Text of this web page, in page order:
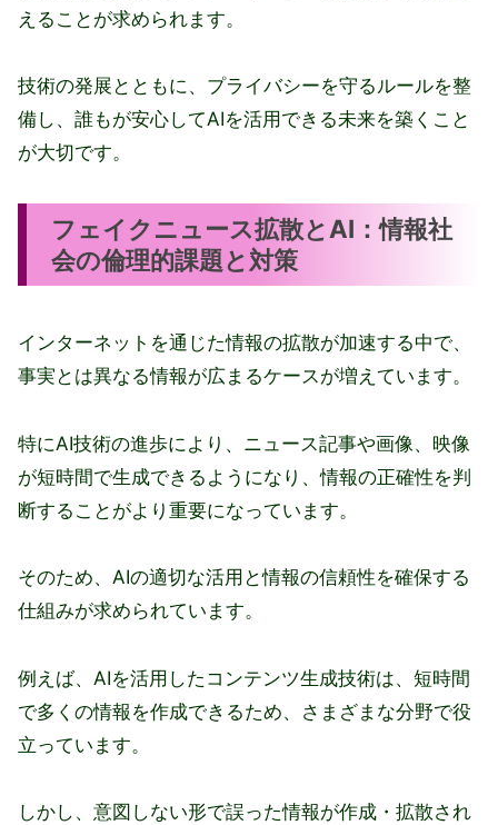
えることが求められます。
技術の発展とともに、プライバシーを守るルールを整
備し、誰もが安心してAIを活用できる未来を築くこと
が大切です。
フェイクニュース拡散とAI：情報社
会の倫理的課題と対策
インターネットを通じた情報の拡散が加速する中で、
事実とは異なる情報が広まるケースが増えています。
特にAI技術の進歩により、ニュース記事や画像、映像
が短時間で生成できるようになり、情報の正確性を判
断することがより重要になっています。
そのため、AIの適切な活用と情報の信頼性を確保する
仕組みが求められています。
例えば、AIを活用したコンテンツ生成技術は、短時間
で多くの情報を作成できるため、さまざまな分野で役
立っています。
しかし、意図しない形で誤った情報が作成・拡散され